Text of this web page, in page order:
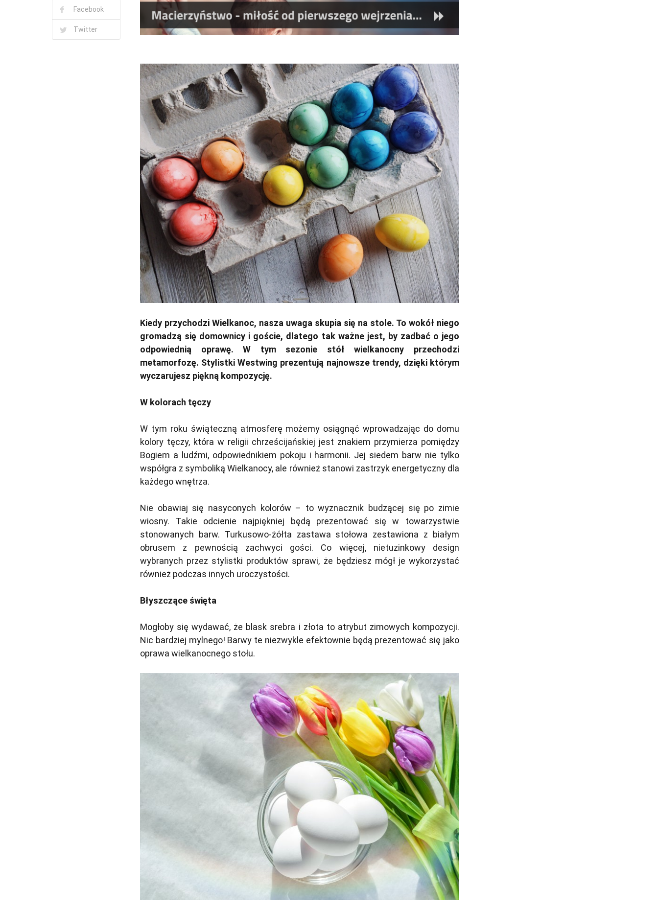
Facebook
Twitter
Kiedy przychodzi Wielkanoc, nasza uwaga skupia się na stole. To wokół niego
gromadzą się domownicy i goście, dlatego tak ważne jest, by zadbać o jego
odpowiednią oprawę. W tym sezonie stół wielkanocny przechodzi
metamorfozę. Stylistki Westwing prezentują najnowsze trendy, dzięki którym
wyczarujesz piękną kompozycję.
W kolorach tęczy
W tym roku świąteczną atmosferę możemy osiągnąć wprowadzając do domu
kolory tęczy, która w religii chrześcijańskiej jest znakiem przymierza pomiędzy
Bogiem a ludźmi, odpowiednikiem pokoju i harmonii. Jej siedem barw nie tylko
współgra z symboliką Wielkanocy, ale również stanowi zastrzyk energetyczny dla
każdego wnętrza.
Nie obawiaj się nasyconych kolorów – to wyznacznik budzącej się po zimie
wiosny. Takie odcienie najpiękniej będą prezentować się w towarzystwie
stonowanych barw. Turkusowo-żółta zastawa stołowa zestawiona z białym
obrusem z pewnością zachwyci gości. Co więcej, nietuzinkowy design
wybranych przez stylistki produktów sprawi, że będziesz mógł je wykorzystać
również podczas innych uroczystości.
Błyszczące święta
Mogłoby się wydawać, że blask srebra i złota to atrybut zimowych kompozycji.
Nic bardziej mylnego! Barwy te niezwykle efektownie będą prezentować się jako
oprawa wielkanocnego stołu.